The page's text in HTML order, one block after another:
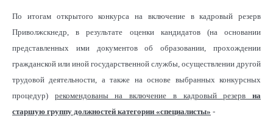
По итогам открытого конкурса на включение в кадровый резерв
Приволжскнедр, в результате оценки кандидатов (на основании
представленных ими документов об образовании, прохождении
гражданской или иной государственной службы, осуществлении другой
трудовой деятельности, а также на основе выбранных конкурсных
процедур) рекомендованы на включение в кадровый резервна
старшую группу должностей категории «специалисты» -